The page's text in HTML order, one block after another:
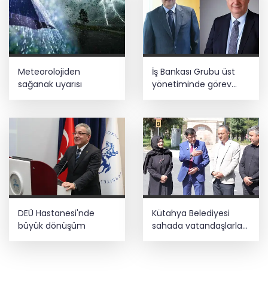
Meteorolojiden
sağanak uyarısı
İş Bankası Grubu üst
yönetiminde görev
değişimi
DEÜ Hastanesi'nde
büyük dönüşüm
Kütahya Belediyesi
sahada vatandaşlarla